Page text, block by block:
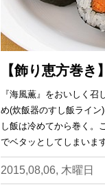
【飾り恵方巻き
『海風薫』をおいしく
め(炊飯器のすし飯ライ
し飯は冷めてから巻く。
でベタッとしてしまいま
2015,08,06, 木曜日